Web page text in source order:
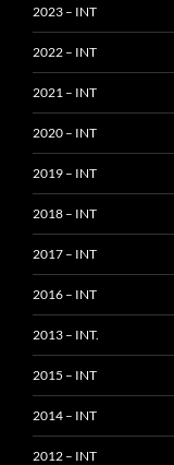
2023 – INT
2022 – INT
2021 – INT
2020 – INT
2019 – INT
2018 – INT
2017 – INT
2016 – INT
2013 – INT.
2015 – INT
2014 – INT
2012 – INT